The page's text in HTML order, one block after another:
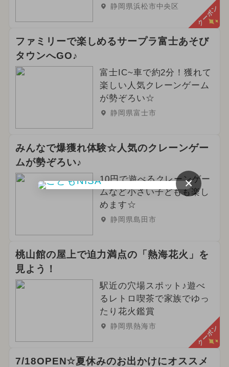
2025年4月のイベント
2026年4月のイベント グルメフェス
雨の日OK 2026年5月のイベント
2024年10月のイベント
2025年6月のイベント クリスマス
2024年4月のイベント
きかんしゃトーマス アウトドア
2023年12月のイベント
2024年5月のイベント
2024年8月のイベント
2024年9月のイベント
静岡県浜松市中央区 クーポン
ファミリーで楽しめるサープラ富士あそび
タウンへGO♪
富士IC~車で約2分！獲れて
楽しい人気クレーンゲーム
が勢ぞろい☆
静岡県富士市
みんなで爆獲れ体験☆人気のクレーンゲー
ムが勢ぞろい♪
10円で遊べるクレーンゲー
ムなど小さい子どもも楽し
めます☆
静岡県島田市
桃山館の屋上で迫力満点の「熱海花火」を
見よう！
駅近の穴場スポット♪遊べ
るレトロ喫茶で家族でゆっ
たり花火鑑賞
静岡県熱海市 クーポン
7/18OPEN☆夏休みのお出かけにオススメ
×